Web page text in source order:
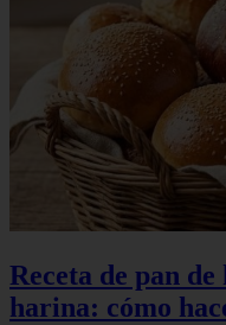
Receta de pan
harina: cómo